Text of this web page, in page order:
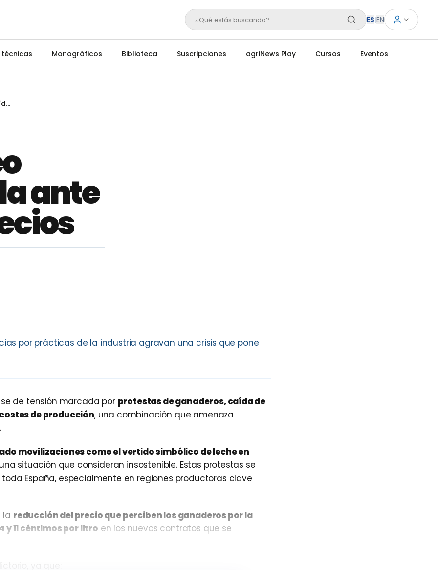
¿Qué estás buscando? ES|EN
técnicas Monográficos Biblioteca Suscripciones agriNews Play Cursos Eventos
El sector lácteo español estalla ante la caída de precios
ante
por prácticas de la industria agravan una crisis que pone
de tensión marcada por protestas de ganaderos, caída de
de producción, una combinación que amenaza
movilizaciones como el vertido simbólico de leche en
situación que consideran insostenible. Estas protestas se
España, especialmente en regiones productoras clave
la reducción del precio que perciben los ganaderos por la
4 y 11 céntimos por litro en los nuevos contratos que se